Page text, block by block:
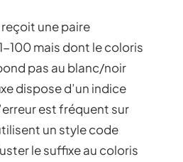
une paire
100 mais dont le coloris
pas au blanc/noir
dispose d’un indice
est fréquent sur
un style code
le suffixe au coloris